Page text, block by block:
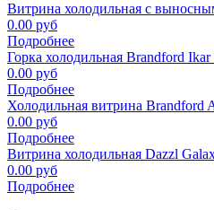
Витрина холодильная с
0.00 руб
Подробнее
Горка холодильная Brandford Ikar
0.00 руб
Подробнее
Холодильная витрина
0.00 руб
Подробнее
Витрина холодильная Dazzl
0.00 руб
Подробнее